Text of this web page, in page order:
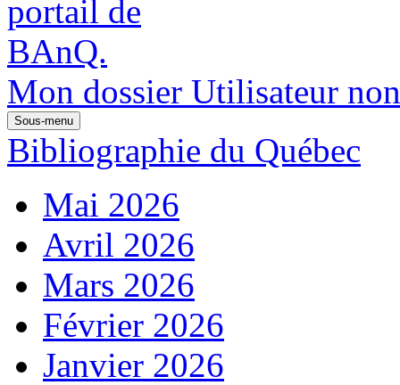
Mon dossier Utilisateur
Sous-menu
Bibliographie du Québec
Mai 2026
Avril 2026
Mars 2026
Février 2026
Janvier 2026